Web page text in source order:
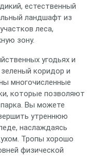
естественный
ландшафт из
леса,
зону.
угодьях и
коридор и
многочисленные
которые позволяют
Вы можете
утреннюю
наслаждаясь
Тропы хорошо
физической